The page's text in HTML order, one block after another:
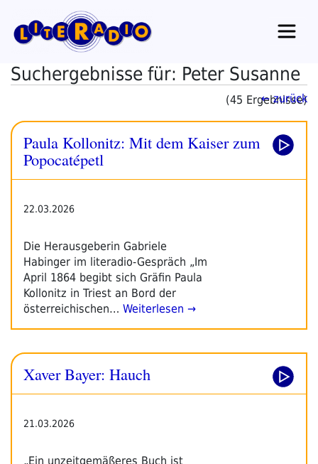
Inhalt
springen
Suchergebnisse für: Peter Susanne
(45 Ergebnisse)
← zurück
Paula Kollonitz: Mit dem Kaiser zum
Popocatépetl
22.03.2026
Die Herausgeberin Gabriele
Habinger im literadio-Gespräch „Im
April 1864 begibt sich Gräfin Paula
Kollonitz in Triest an Bord der
österreichischen… Weiterlesen →
Xaver Bayer: Hauch
21.03.2026
„Ein unzeitgemäßeres Buch ist